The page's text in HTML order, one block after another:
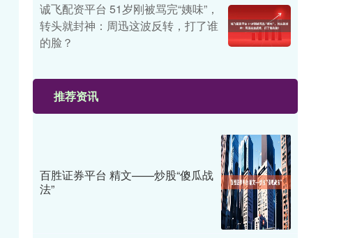
诚飞配资平台 51岁刚被骂完“姨味”，
转头就封神：周迅这波反转，打了谁
的脸？
推荐资讯
百胜证券平台 精文——炒股“傻瓜战
法”